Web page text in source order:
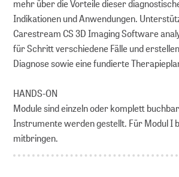
mehr über die Vorteile dieser
Indikationen und Anwendungen.
Carestream CS 3D Imaging Software
für Schritt verschiedene Fälle und
Diagnose sowie eine fundierte
HANDS-ON
Module sind einzeln oder komplett
Instrumente werden gestellt. Für Modul I
mitbringen.